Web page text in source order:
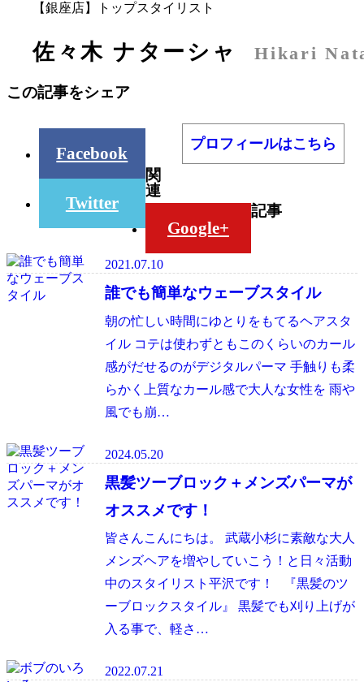
【銀座店】トップスタイリスト
佐々木 ナターシャ Hikari
プロフィールはこちら
この記事をシェア
Facebook
Twitter
Google+
関
連
記事
2021.07.10
誰でも簡単なウェーブスタイル
朝の忙しい時間にゆとりをもてるヘアスタ
イル コテは使わずともこのくらいのカール
感がだせるのがデジタルパーマ 手触りも柔
らかく上質なカール感で大人な女性を 雨や
風でも崩…
2024.05.20
黒髪ツーブロック＋メンズパーマが
オススメです！
皆さんこんにちは。 武蔵小杉に素敵な大人
メンズヘアを増やしていこう！と日々活動
中のスタイリスト平沢です！ 『黒髪のツ
ーブロックスタイル』 黒髪でも刈り上げが
入る事で、軽さ…
2022.07.21